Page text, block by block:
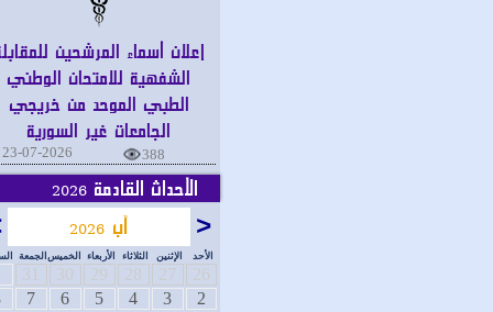
إعلان أسماء المرشحين للمقابلة
الشفهية للامتحان الوطني
الطبي الموحد من خريجي
الجامعات غير السورية
23-07-2026
الأحداث القادمة2026
آب 2026
الإثنين الثلاثاء الأربعاء الخميسالجمعة السبت
27
28
29
30
31